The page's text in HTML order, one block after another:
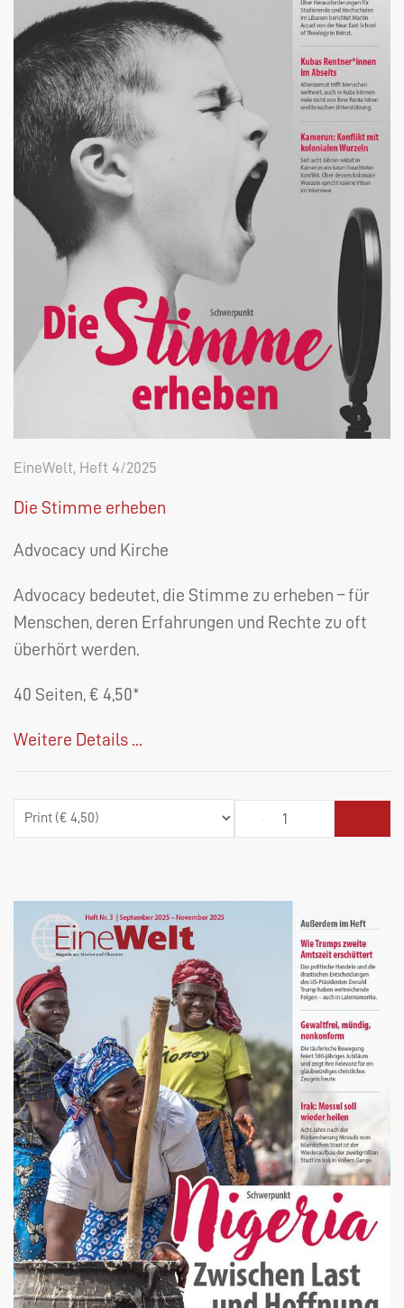
EineWelt, Heft 4/2025
Die Stimme erheben
Advocacy und Kirche
Advocacy bedeutet, die Stimme zu erheben – für
Menschen, deren Erfahrungen und Rechte zu oft
überhört werden.
40 Seiten, € 4,50*
Weitere Details ...